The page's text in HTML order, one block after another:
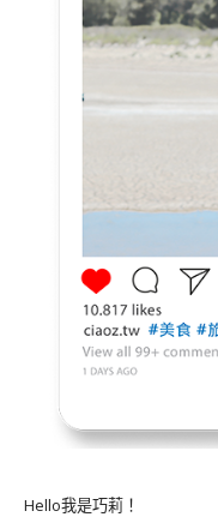
Hello我是巧莉！